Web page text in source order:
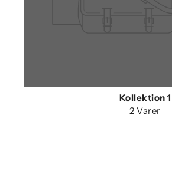
Kollektion 1
2 Varer